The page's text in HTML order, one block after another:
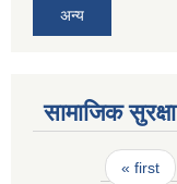
अन्य
सामाजिक सुरक्षा
Pages« first